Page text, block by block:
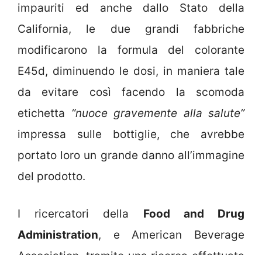
impauriti ed anche dallo Stato della
California, le due grandi fabbriche
modificarono la formula del colorante
E45d, diminuendo le dosi, in maniera tale
da evitare così facendo la scomoda
etichetta “nuoce gravemente alla salute”
impressa sulle bottiglie, che avrebbe
portato loro un grande danno all’immagine
del prodotto.
I ricercatori della Food and Drug
Administration, e American Beverage